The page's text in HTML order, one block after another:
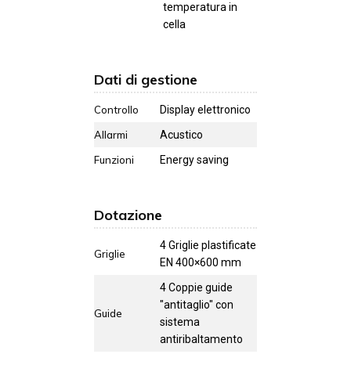
temperatura in
cella
Dati di gestione
Controllo
Display elettronico
Allarmi
Acustico
Funzioni
Energy saving
Dotazione
Griglie
4 Griglie plastificate
EN 400×600 mm
Guide
4 Coppie guide
"antitaglio" con
sistema
antiribaltamento